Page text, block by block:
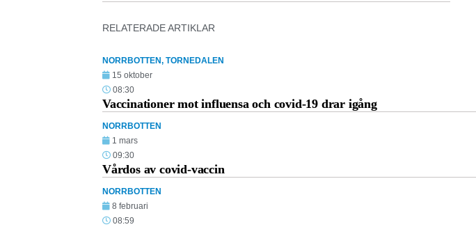
RELATERADE ARTIKLAR
NORRBOTTEN, TORNEDALEN
15 oktober
08:30
Vaccinationer mot influensa och covid-19 drar igång
NORRBOTTEN
1 mars
09:30
Vårdos av covid-vaccin
NORRBOTTEN
8 februari
08:59